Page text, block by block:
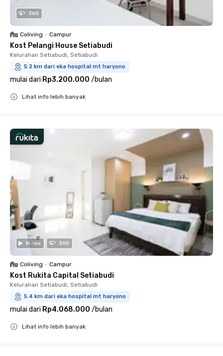
360
Coliving • Campur
Kost Pelangi House Setiabudi
Kelurahan Setiabudi, Setiabudi
5.2 km dari eka hospital mt haryono
mulai dari Rp3.200.000 /bulan
Lihat info lebih banyak
Video 360
Coliving • Campur
Kost Rukita Capital Setiabudi
Kelurahan Setiabudi, Setiabudi
5.4 km dari eka hospital mt haryono
mulai dari Rp4.068.000 /bulan
Lihat info lebih banyak